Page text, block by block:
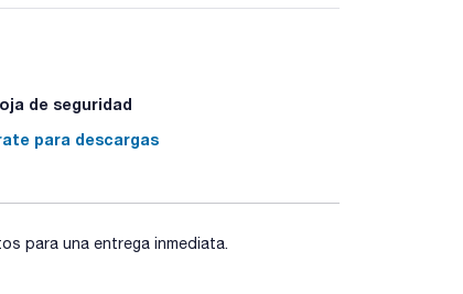
de seguridad
para descargas
para una entrega inmediata.